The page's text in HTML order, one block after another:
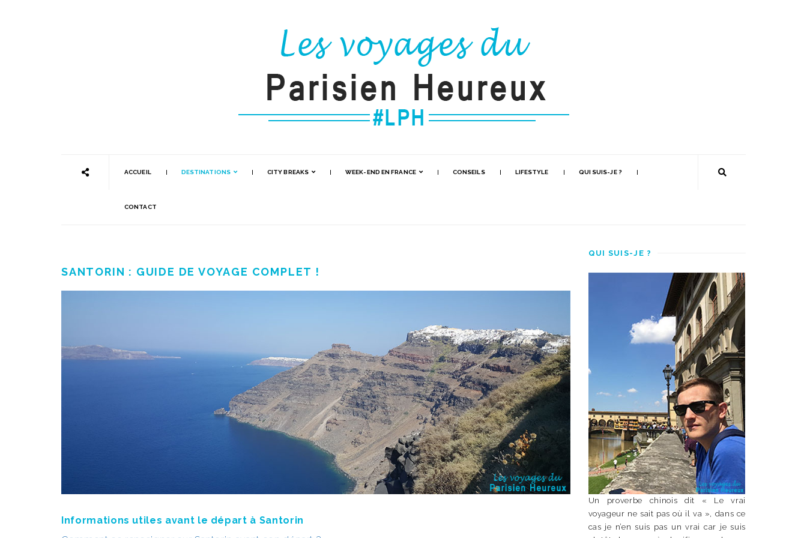
ACCUEIL DESTINATIONS CITY BREAKS WEEK-END EN FRANCE CONSEILS LIFESTYLE QUI SUIS-JE ?
CONTACT
SANTORIN : GUIDE DE VOYAGE COMPLET !
Informations utiles avant le départ à Santorin
QUI SUIS-JE ?
Un proverbe chinois dit « Le vrai
voyageur ne sait pas où il va », dans ce
cas je n’en suis pas un vrai car je suis